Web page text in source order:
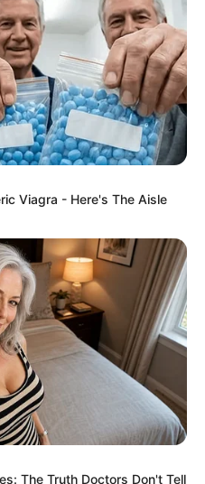
Viagra - Here's The Aisle
The Truth Doctors Don't Tell